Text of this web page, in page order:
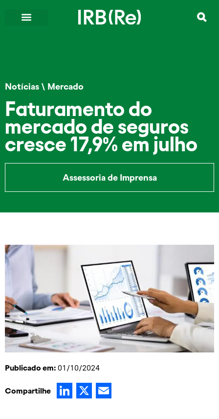
Notícias \ Mercado
Faturamento do
mercado de seguros
cresce 17,9% em julho
Assessoria de Imprensa
Publicado em: 01/10/2024
Compartilhe LinkedIn
X